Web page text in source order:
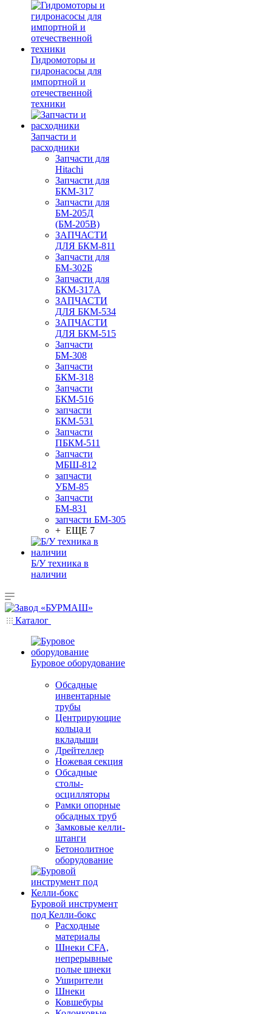
Гидромоторы и
гидронасосы для
импортной и
отечественной
техники
Запчасти и
расходники
Запчасти для
Hitachi
Запчасти для
БКМ-317
Запчасти для
БМ-205Д
(БМ-205В)
ЗАПЧАСТИ
ДЛЯ БКМ-811
Запчасти для
БМ-302Б
Запчасти для
БКМ-317А
ЗАПЧАСТИ
ДЛЯ БКМ-534
ЗАПЧАСТИ
ДЛЯ БКМ-515
Запчасти
БМ-308
Запчасти
БКМ-318
Запчасти
БКМ-516
запчасти
БКМ-531
Запчасти
ПБКМ-511
Запчасти
МБШ-812
запчасти
УБМ-85
Запчасти
БМ-831
запчасти БМ-305
+ ЕЩЕ 7
Б/У техника в
наличии
Каталог
Буровое оборудование
Обсадные
инвентарные
трубы
Центрирующие
кольца и
вкладыши
Дрейтеллер
Ножевая секция
Обсадные
столы-
осцилляторы
Рамки опорные
обсадных труб
Замковые келли-
штанги
Бетонолитное
оборудование
Буровой инструмент
под Келли-бокс
Расходные
материалы
Шнеки CFA,
непрерывные
полые шнеки
Уширители
Шнеки
Ковшебуры